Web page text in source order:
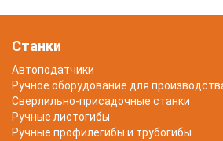
Станки
Автоподатчики
Ручное оборудование для
Сверлильно-присадочные станки
Ручные листогибы
Ручные профилегибы и трубогибы